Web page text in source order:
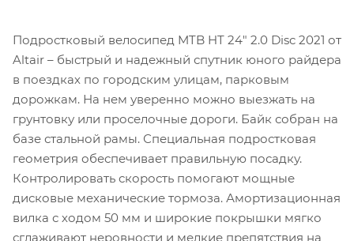
Подростковый велосипед MTB HT 24" 2.0 Disc 2021 от
Altair – быстрый и надежный спутник юного райдера
в поездках по городским улицам, парковым
дорожкам. На нем уверенно можно выезжать на
грунтовку или проселочные дороги. Байк собран на
базе стальной рамы. Специальная подростковая
геометрия обеспечивает правильную посадку.
Контролировать скорость помогают мощные
дисковые механические тормоза. Амортизационная
вилка с ходом 50 мм и широкие покрышки мягко
сглаживают неровности и мелкие препятствия на